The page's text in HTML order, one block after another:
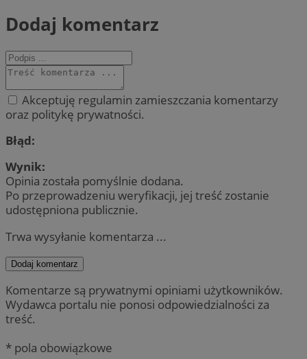
Dodaj komentarz
Akceptuję regulamin zamieszczania komentarzy
oraz politykę prywatności.
Błąd:
Wynik:
Opinia została pomyślnie dodana.
Po przeprowadzeniu weryfikacji, jej treść zostanie
udostępniona publicznie.
Trwa wysyłanie komentarza ...
Dodaj komentarz
Komentarze są prywatnymi opiniami użytkowników.
Wydawca portalu nie ponosi odpowiedzialności za
treść.
* pola obowiązkowe